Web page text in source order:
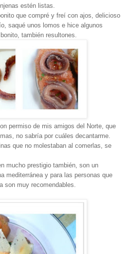
estén listas.
que compré y freí con ajos, delicioso
saqué unos lomos e hice algunos
también resultones.
permiso de mis amigos del Norte, que
no sabría por cuáles decantarme.
que no molestaban al comerlas, se
mucho prestigio también, son un
mediterránea y para las personas que
son muy recomendables.